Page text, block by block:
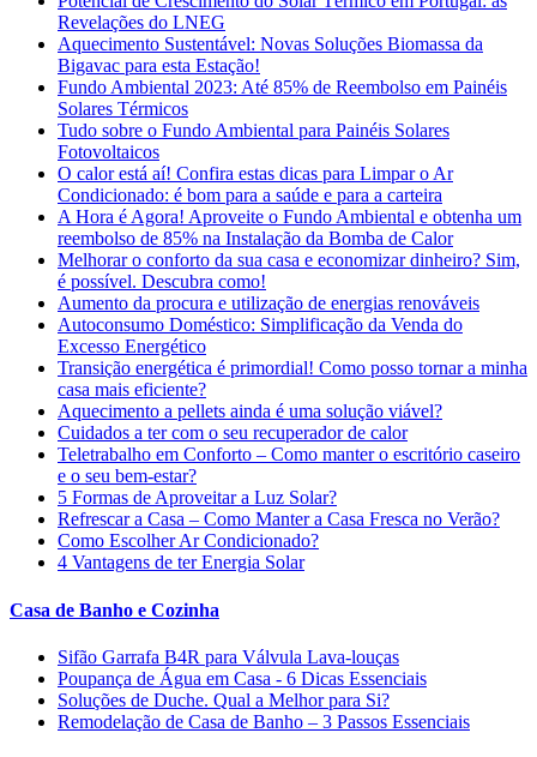
Revelações do LNEG
Aquecimento Sustentável: Novas Soluções Biomassa da
Bigavac para esta Estação!
Fundo Ambiental 2023: Até 85% de Reembolso em Painéis
Solares Térmicos
Tudo sobre o Fundo Ambiental para Painéis Solares
Fotovoltaicos
O calor está aí! Confira estas dicas para Limpar o Ar
Condicionado: é bom para a saúde e para a carteira
A Hora é Agora! Aproveite o Fundo Ambiental e obtenha um
reembolso de 85% na Instalação da Bomba de Calor
Melhorar o conforto da sua casa e economizar dinheiro? Sim,
é possível. Descubra como!
Aumento da procura e utilização de energias renováveis
Autoconsumo Doméstico: Simplificação da Venda do
Excesso Energético
Transição energética é primordial! Como posso tornar a minha
casa mais eficiente?
Aquecimento a pellets ainda é uma solução viável?
Cuidados a ter com o seu recuperador de calor
Teletrabalho em Conforto – Como manter o escritório caseiro
e o seu bem-estar?
5 Formas de Aproveitar a Luz Solar?
Refrescar a Casa – Como Manter a Casa Fresca no Verão?
Como Escolher Ar Condicionado?
4 Vantagens de ter Energia Solar
Casa de Banho e Cozinha
Sifão Garrafa B4R para Válvula Lava-louças
Poupança de Água em Casa - 6 Dicas Essenciais
Soluções de Duche. Qual a Melhor para Si?
Remodelação de Casa de Banho – 3 Passos Essenciais